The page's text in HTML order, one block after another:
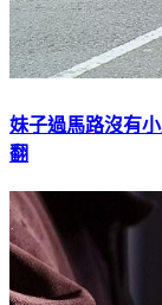
妹子過馬路沒有
翻